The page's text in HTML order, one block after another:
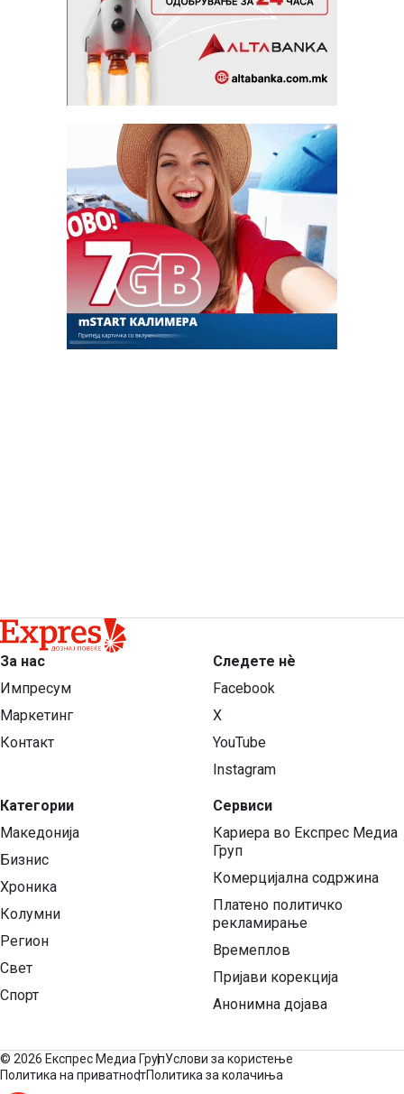
За нас
Импресум
Маркетинг
Контакт
Категории
Македонија
Бизнис
Хроника
Колумни
Регион
Свет
Спорт
Следете нѐ
Facebook
X
YouTube
Instagram
Сервиси
Кариера во Експрес Медиа
Груп
Комерцијална содржина
Платено политичко
рекламирање
Времеплов
Пријави корекција
Анонимна дојава
© 2026 Експрес Медиа ГрупУслови за користење
Политика на приватностПолитика за колачиња